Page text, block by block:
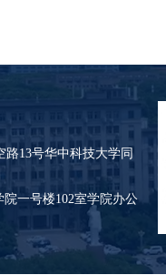
13号华中科技大学同
楼102室学院办公